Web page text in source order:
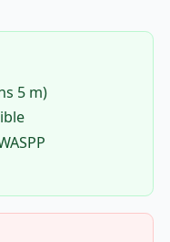
5 m)